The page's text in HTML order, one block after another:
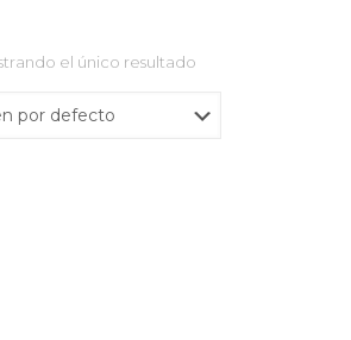
el único resultado